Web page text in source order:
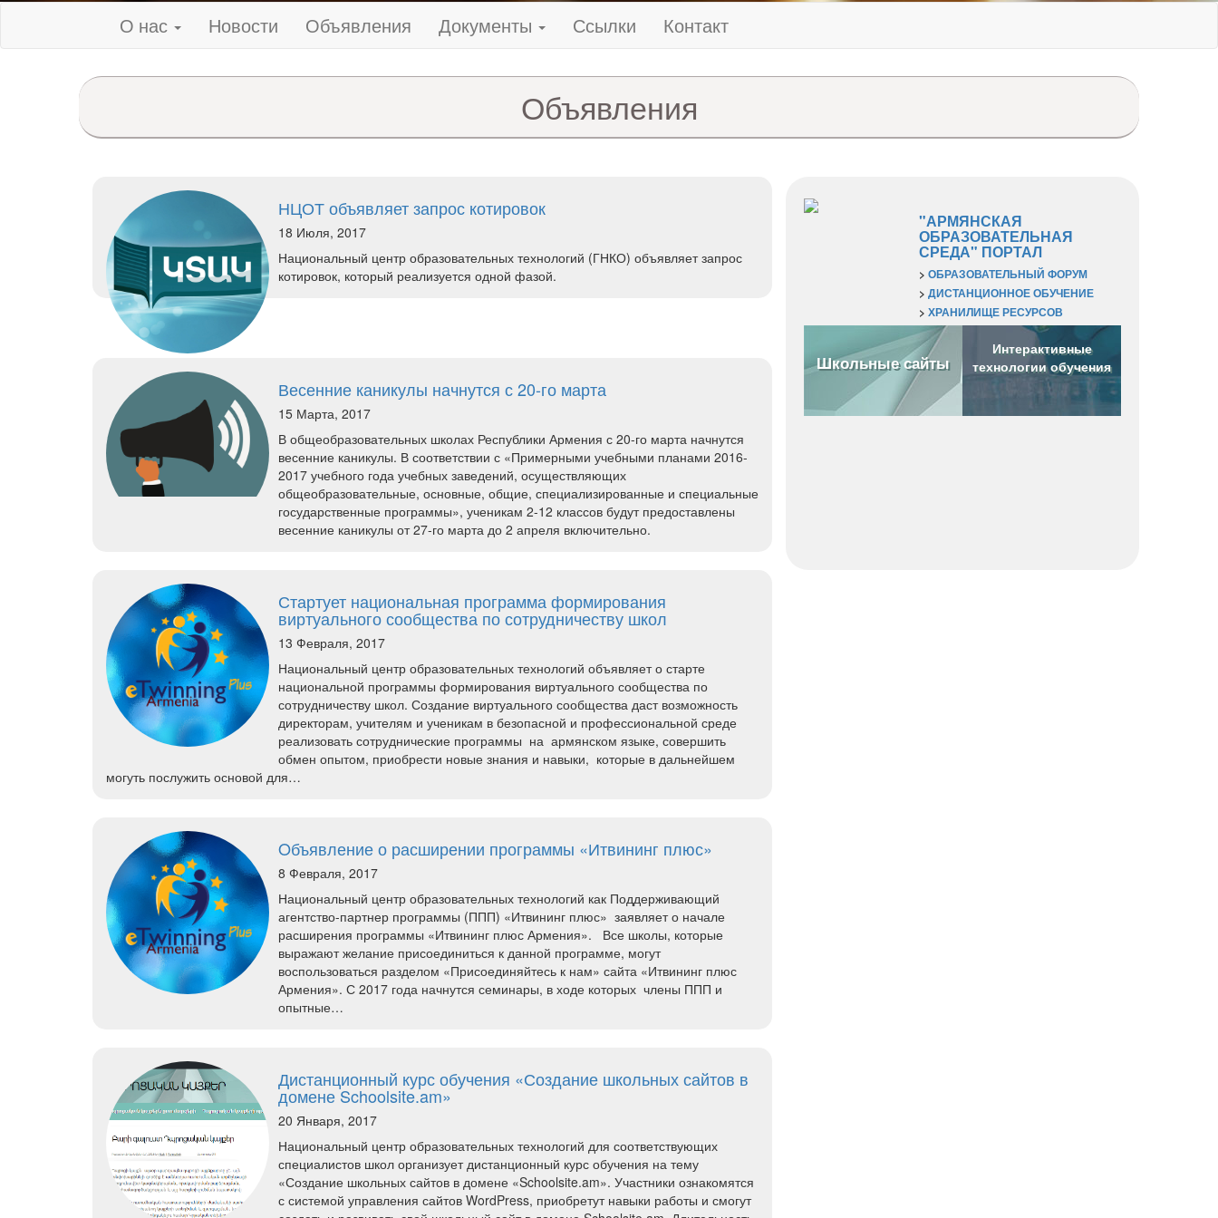
О нас Новости Объявления Документы Ссылки Контакт
Объявления
НЦОТ объявляет запрос котировок
18 Июля, 2017
Национальный центр образовательных технологий (ГНКО) объявляет запрос
котировок, который реализуется одной фазой.
Весенние каникулы начнутся с 20-го марта
15 Марта, 2017
В общеобразовательных школах Республики Армения с 20-го марта начнутся
весенние каникулы. В соответствии с «Примерными учебными планами 2016-
2017 учебного года учебных заведений, осуществляющих
общеобразовательные, основные, общие, специализированные и специальные
государственные программы», ученикам 2-12 классов будут предоставлены
весенние каникулы от 27-го марта до 2 апреля включительно.
Стартует национальная программа формирования
виртуального сообщества по сотрудничеству школ
13 Февраля, 2017
Национальный центр образовательных технологий объявляет о старте
национальной программы формирования виртуального сообщества по
сотрудничеству школ. Создание виртуального сообщества даст возможность
директорам, учителям и ученикам в безопасной и профессиональной среде
реализовать сотруднические программы на армянском языке, совершить
обмен опытом, приобрести новые знания и навыки, которые в дальнейшем
могуть послужить основой для…
Oбъявление о расширении программы «Итвининг плюс»
8 Февраля, 2017
Национальный центр образовательных технологий как Поддерживающий
агентство-партнер программы (ППП) «Итвининг плюс» заявляет о начале
расширения программы «Итвининг плюс Армения». Все школы, которые
выражают желание присоединиться к данной программе, могут
воспользоваться разделом «Присоединяйтесь к нам» сайта «Итвининг плюс
Армения». С 2017 года начнутся семинары, в ходе которых члены ППП и
опытные…
Дистанционный курс обучения «Создание школьных сайтов в
домене Schoolsite.am»
20 Января, 2017
Национальный центр образовательных технологий для соответствующих
специалистов школ организует дистанционный курс обучения на тему
«Создание школьных сайтов в домене «Schoolsite.am». Участники ознакомятся
с системой управления сайтов WordPress, приобретут навыки работы и смогут
"АРМЯНСКАЯ
ОБРАЗОВАТЕЛЬНАЯ
СРЕДА" ПОРТАЛ
> ОБРАЗОВАТЕЛЬНЫЙ ФОРУМ
> ДИСТАНЦИОННОЕ ОБУЧЕНИЕ
> ХРАНИЛИЩЕ РЕСУРСОВ
Школьные сайты
Интерактивные
технологии обучения